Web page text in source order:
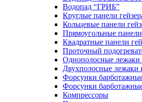
Водопад “ГРИБ”
Круглые панели
Кольцевые панели
Прямоугольные панели
Квадратные панели
Проточный
Однополосные лежаки
Двухполосные лежаки
Форсунки
Форсунки
Компрессоры